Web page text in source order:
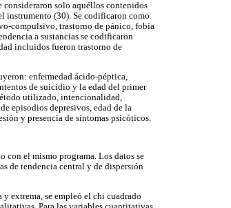
solo aquéllos contenidos
instrumento (30). Se codificaron como
compulsivo, trastorno de pánico, fobia
a sustancias se codificaron
incluidos fueron trastorno de
enfermedad ácido-péptica,
de suicidio y la edad del primer
utilizado, intencionalidad,
episodios depresivos, edad de la
y presencia de síntomas psicóticos.
con el mismo programa. Los datos se
de tendencia central y de dispersión
extrema, se empleó el chi cuadrado